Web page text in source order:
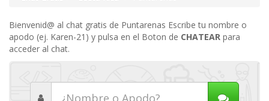
Bienvenid@ al chat gratis de Puntarenas Escribe tu nombre o
apodo (ej. Karen-21) y pulsa en el Boton de CHATEAR para
acceder al chat.